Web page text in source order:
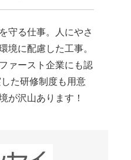
守る仕事。人にやさ
境に配慮した工事。
ァースト企業にも認
た研修制度も用意
が沢山あります！